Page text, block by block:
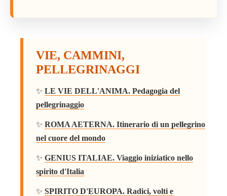
VIE, CAMMINI,
PELLEGRINAGGI
✨ LE VIE DELL'ANIMA. Pedagogia del
pellegrinaggio
✨ ROMA AETERNA. Itinerario di un pellegrino
nel cuore del mondo
✨ GENIUS ITALIAE. Viaggio iniziatico nello
spirito d'Italia
✨ SPIRITO D'EUROPA. Radici, volti e